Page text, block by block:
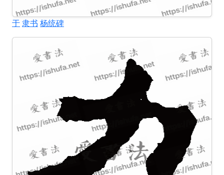
于隶书 杨统碑